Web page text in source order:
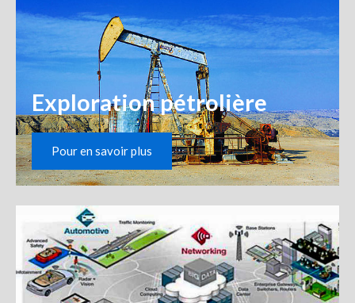
Exploration pétrolière
Pour en savoir plus